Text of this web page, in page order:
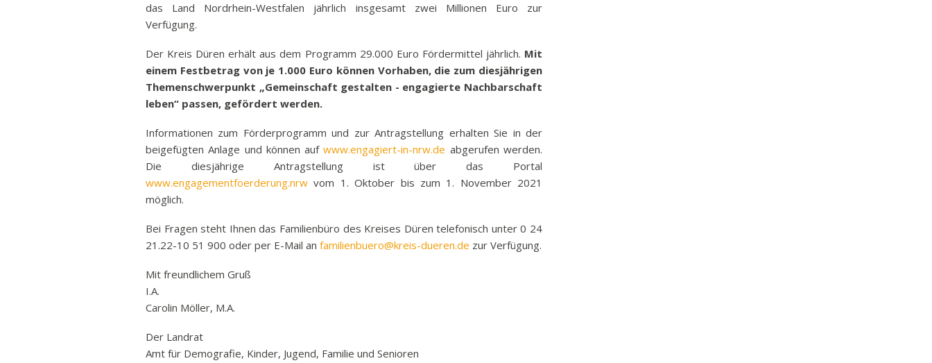
Rundfunkbeitrag
Verträge
Strafen
Freizeit
das Land Nordrhein-Westfalen jährlich insgesamt zwei Millionen Euro zur
Verfügung.
Der Kreis Düren erhält aus dem Programm 29.000 Euro Fördermittel jährlich. Mit
einem Festbetrag von je 1.000 Euro können Vorhaben, die zum diesjährigen
Themenschwerpunkt „Gemeinschaft gestalten - engagierte Nachbarschaft
leben“ passen, gefördert werden.
Informationen zum Förderprogramm und zur Antragstellung erhalten Sie in der
beigefügten Anlage und können aufwww.engagiert-in-nrw.de abgerufen werden.
Die diesjährige Antragstellung ist über das Portal
www.engagementfoerderung.nrw vom 1. Oktober bis zum 1. November 2021
möglich.
Bei Fragen steht Ihnen das Familienbüro des Kreises Düren telefonisch unter 0 24
21.22-10 51 900 oder per E-Mail an familienbuero@kreis-dueren.de zur Verfügung.
Mit freundlichem Gruß
I.A.
Carolin Möller, M.A.
Der Landrat
Amt für Demografie, Kinder, Jugend, Familie und Senioren